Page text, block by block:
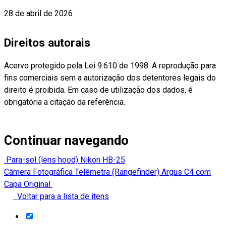
28 de abril de 2026
Direitos autorais
Acervo protegido pela Lei 9.610 de 1998. A reprodução para
fins comerciais sem a autorização dos detentores legais do
direito é proibida. Em caso de utilização dos dados, é
obrigatória a citação da referência.
Continuar navegando
Para-sol (lens hood) Nikon HB-25
Câmera Fotográfica Telêmetra (Rangefinder) Argus C4 com
Capa Original
Voltar para a lista de itens